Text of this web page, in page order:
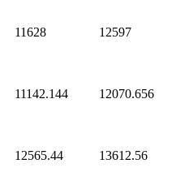
11628 12597
11142.144 12070.656
12565.44 13612.56